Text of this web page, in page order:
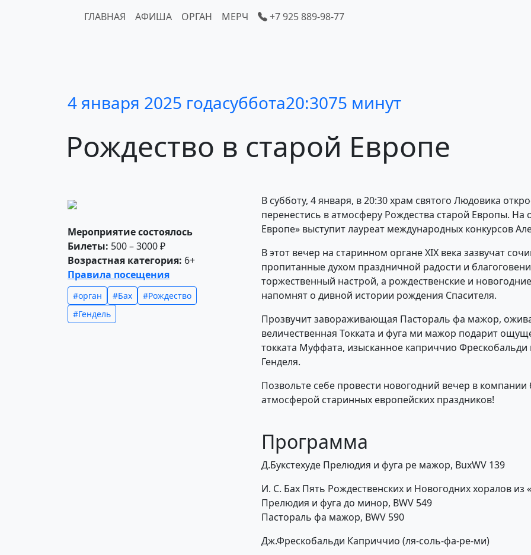
ГЛАВНАЯ АФИША ОРГАН МЕРЧ +7 925 889-98-77
4 января 2025 годасуббота20:3075 минут
Рождество в старой Европе
Мероприятие состоялось
Билеты: 500 – 3000 ₽
Возрастная категория: 6+
Правила посещения
#орган #Бах
#Рождество
#Гендель
В субботу, 4 января, в 20:30 храм святого Людовика
перенестись в атмосферу Рождества старой Европы. На
Европе» выступит лауреат международных конкурсов
В этот вечер на старинном органе XIX века зазвучат
пропитанные духом праздничной радости и
торжественный настрой, а рождественские и
напомнят о дивной истории рождения Спасителя.
Прозвучит завораживающая Пастораль фа мажор,
величественная Токката и фуга ми мажор подарит
токката Муффата, изысканное каприччио Фрескобальди
Генделя.
Позвольте себе провести новогодний вечер в
атмосферой старинных европейских праздников!
Программа
Д.Букстехуде Прелюдия и фуга ре мажор, BuxWV 139
И. С. Бах Пять Рождественских и Новогодних хоралов
Прелюдия и фуга до минор, BWV 549
Пастораль фа мажор, BWV 590
Дж.Фрескобальди Каприччио (ля-соль-фа-ре-ми)